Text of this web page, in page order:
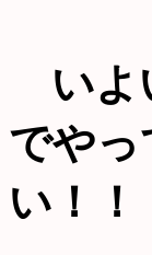
いよ
でやっ
い！！